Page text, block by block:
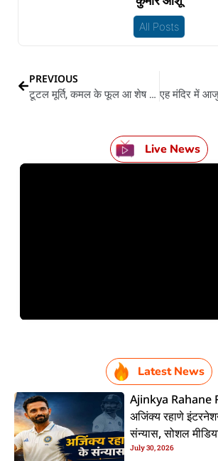
All Posts
PREVIOUS
टूटल मूर्ति, कमल के फूल आ शेष नाग; ज्ञानवापी मस्जिद में कोर्ट कमिश्नर का देखले
Live News
Latest News
Ajinkya Rahane
अजिंक्य रहाणे
संन्यास, सोशल
कइलें एलान
July 30, 2026